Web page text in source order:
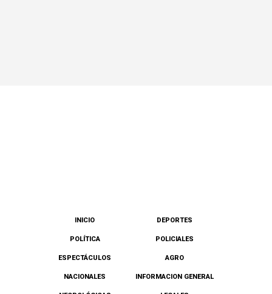
INICIO DEPORTES
POLÍTICA POLICIALES
ESPECTÁCULOS AGRO
NACIONALES INFORMACION GENERAL